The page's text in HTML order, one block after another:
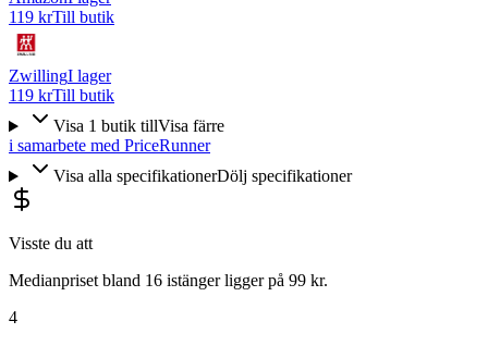
119 krTill butik
ZwillingI lager
119 krTill butik
Visa 1 butik tillVisa färre
i samarbete med PriceRunner
Visa alla specifikationerDölj specifikationer
Visste du att
Medianpriset bland 16 istänger ligger på 99 kr.
4